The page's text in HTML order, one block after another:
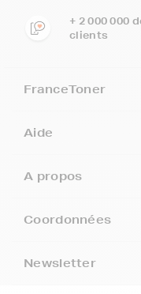
+ 2 000 000
clients
FranceToner
Aide
A propos
Coordonnées
Newsletter
commande !